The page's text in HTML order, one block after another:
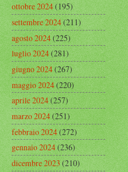
ottobre 2024(195)
settembre 2024(211)
agosto 2024(225)
luglio 2024(281)
giugno 2024(267)
maggio 2024(220)
aprile 2024(257)
marzo 2024(251)
febbraio 2024(272)
gennaio 2024(236)
dicembre 2023(210)